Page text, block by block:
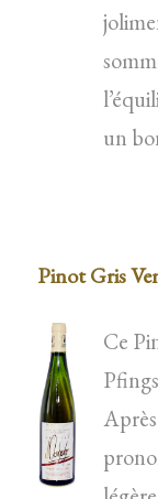
un
Pinot Gris
Ce